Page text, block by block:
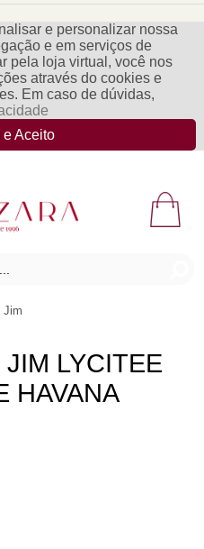
e personalizar nossa
e em serviços de
pela loja virtual, você nos
através do cookies e
Em caso de dúvidas,
e Aceito
Jim
LYCITEE
HAVANA